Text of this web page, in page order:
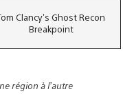
Clancy’s Ghost Recon
Breakpoint
région à l’autre